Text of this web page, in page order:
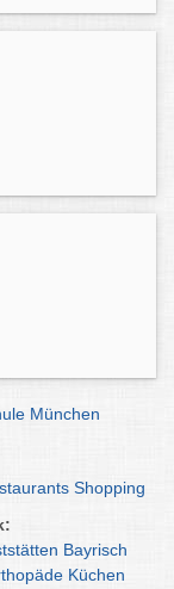
München
Shopping
Bayrisch
Küchen